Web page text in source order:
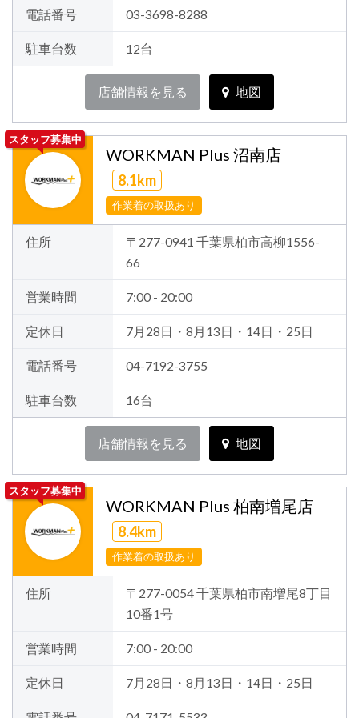
電話番号 03-3698-8288
駐車台数 12台
店舗情報を見る 地図
スタッフ募集中
WORKMAN Plus 沼南店
8.1km
作業着の取扱あり
住所
〒277-0941 千葉県柏市高柳1556-
66
営業時間 7:00 - 20:00
定休日 7月28日・8月13日・14日・25日
電話番号 04-7192-3755
駐車台数 16台
店舗情報を見る 地図
スタッフ募集中
WORKMAN Plus 柏南増尾店
8.4km
作業着の取扱あり
住所
〒277-0054 千葉県柏市南増尾8丁目
10番1号
営業時間 7:00 - 20:00
定休日 7月28日・8月13日・14日・25日